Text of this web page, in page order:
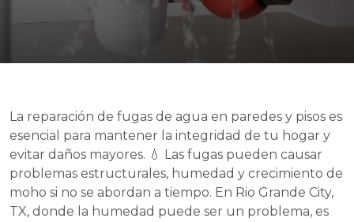
La reparación de fugas de agua en paredes y pisos es
esencial para mantener la integridad de tu hogar y
evitar daños mayores. 💧 Las fugas pueden causar
problemas estructurales, humedad y crecimiento de
moho si no se abordan a tiempo. En Rio Grande City,
TX, donde la humedad puede ser un problema, es